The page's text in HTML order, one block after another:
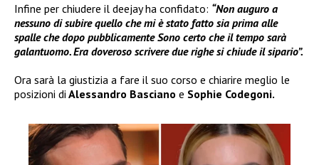
Infine per chiudere il deejay ha confidato: “Non auguro a
nessuno di subire quello che mi è stato fatto sia prima alle
spalle che dopo pubblicamente Sono certo che il tempo sarà
galantuomo. Era doveroso scrivere due righe si chiude il sipario”.
Ora sarà la giustizia a fare il suo corso e chiarire meglio le
posizioni di Alessandro Basciano e Sophie Codegoni.